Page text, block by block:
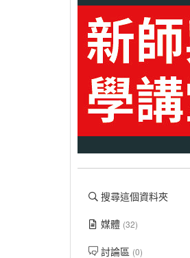
搜尋這個資料夾
媒體 (32)
討論區 (0)